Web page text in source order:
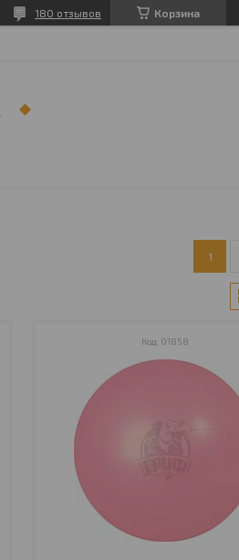
Корзина
180 отзывов
1
01858